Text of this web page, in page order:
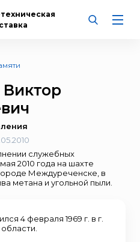
Виктор
служебных
2010 года на шахте
Междуреченске, в
метана и угольной пыли.
4 февраля 1969 г. в г.